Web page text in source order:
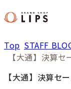
Top STAFF
【大通】決算
【大通】決算セ